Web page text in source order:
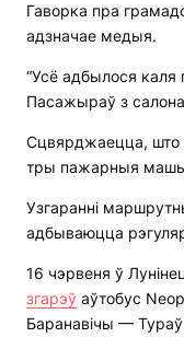
Гаворка пра
адзначае медыя.
“Усё адбылося
Пасажыраў з
Сцвярджаецца, што
тры пажарныя
Узгаранні
адбываюцца
16 чэрвеня ў
згарэў аўтобус
Баранавічы —